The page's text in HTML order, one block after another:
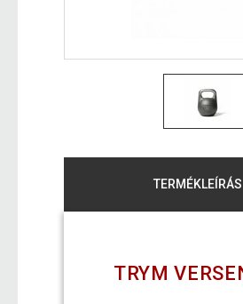
TERMÉKLEÍRÁS
TRYM